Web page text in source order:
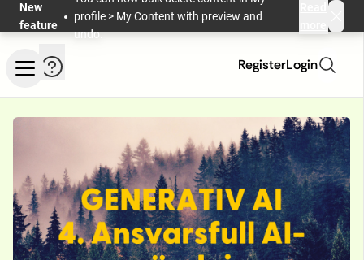
Skip to main content
New
feature
profile > My Content with preview and
undo.
Help and information
RegisterLogin